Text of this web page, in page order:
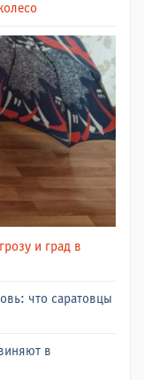
и град в
что саратовцы
в